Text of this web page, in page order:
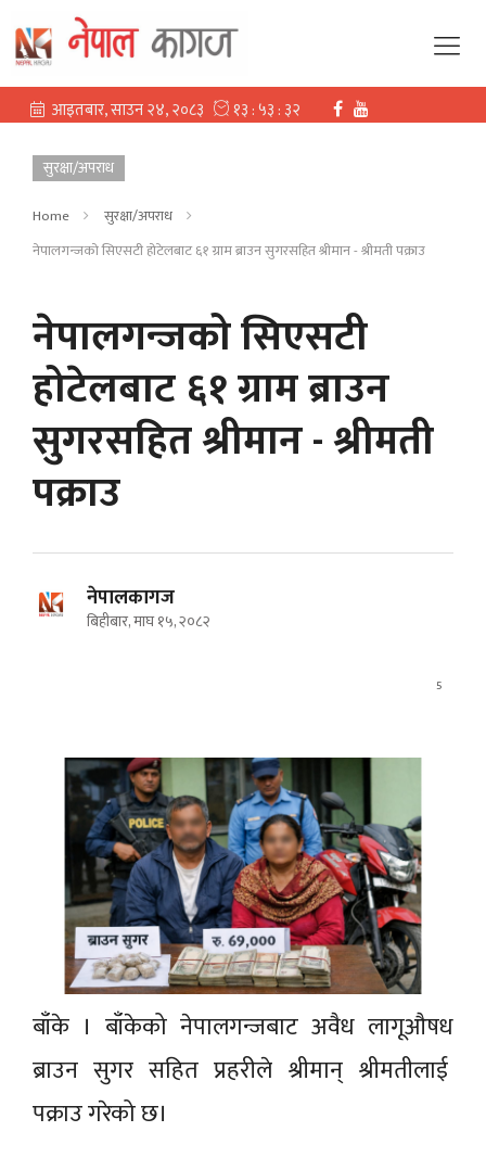
सुरक्षा/अपराध
Home
सुरक्षा/अपराध
नेपालगन्जको सिएसटी होटेलबाट ६१ ग्राम ब्राउन सुगरसहित श्रीमान - श्रीमती पक्राउ
नेपालगन्जको सिएसटी
होटेलबाट ६१ ग्राम ब्राउन
सुगरसहित श्रीमान - श्रीमती
पक्राउ
नेपालकागज
बिहीबार, माघ १५, २०८२
5
बाँके । बाँकेको नेपालगन्जबाट अवैध लागूऔषध
ब्राउन सुगर सहित प्रहरीले श्रीमान् श्रीमतीलाई
पक्राउ गरेको छ।